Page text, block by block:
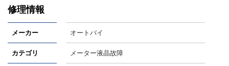
修理情報
メーカー オートバイ
カテゴリ メーター液晶故障